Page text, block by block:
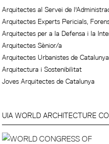
Arquitectes al Servei de
Arquitectes Experts Pericials,
Arquitectes per a la Defensa i la
Arquitectes Sènior/a
Arquitectes Urbanistes de Catalunya
Arquitectura i Sostenibilitat
Joves Arquitectes de Catalunya
UIA WORLD ARCHITECTURE